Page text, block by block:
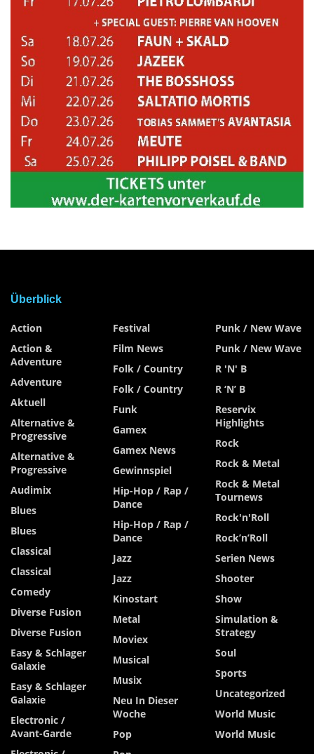
Überblick
Action
Action &
Adventure
Adventure
Aktuell
Alternative &
Progressive
Alternative &
Progressive
Audimix
Blues
Blues
Classical
Classical
Comedy
Diverse Fusion
Diverse Fusion
Easy & Schlager
Galaxie
Easy & Schlager
Galaxie
Electronic /
Avant-Garde
Festival
Film News
Folk / Country
Folk / Country
Funk
Gamex
Gamex News
Gewinnspiel
Hip-Hop / Rap /
Dance
Hip-Hop / Rap /
Dance
Jazz
Jazz
Kinostart
Metal
Moviex
Musical
Musix
Neu In Dieser
Woche
Pop
Punk / New Wave
Punk / New Wave
R 'n' B
R ‘n’ B
Reservix
Highlights
Rock
Rock & Metal
Rock & Metal
Tournews
Rock'n'Roll
Rock’n’Roll
Serien News
Shooter
Show
Simulation &
Strategy
Soul
Sports
Uncategorized
World Music
World Music